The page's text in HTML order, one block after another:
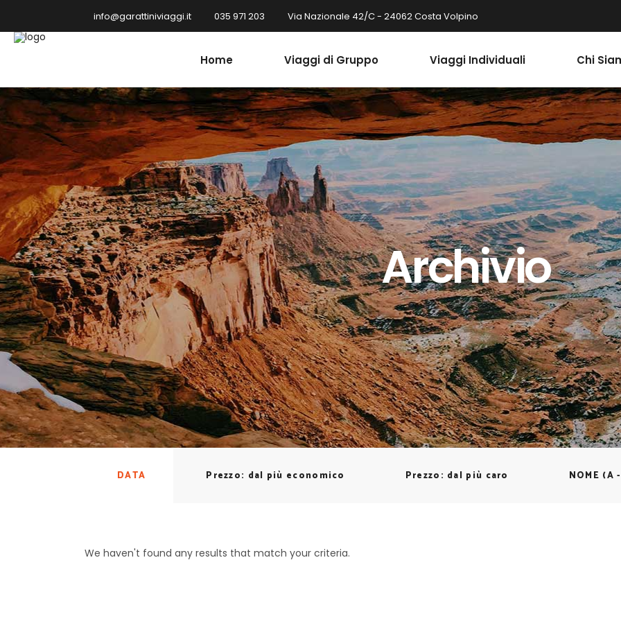
info@garattiniviaggi.it 035 971 203 Via Nazionale 42/C - 24062 Costa Volpino
Home Viaggi di Gruppo Viaggi Individuali Chi
Archivio
DATA Prezzo: dal più economico Prezzo: dal più caro NOME (A
We haven't found any results that match your criteria.